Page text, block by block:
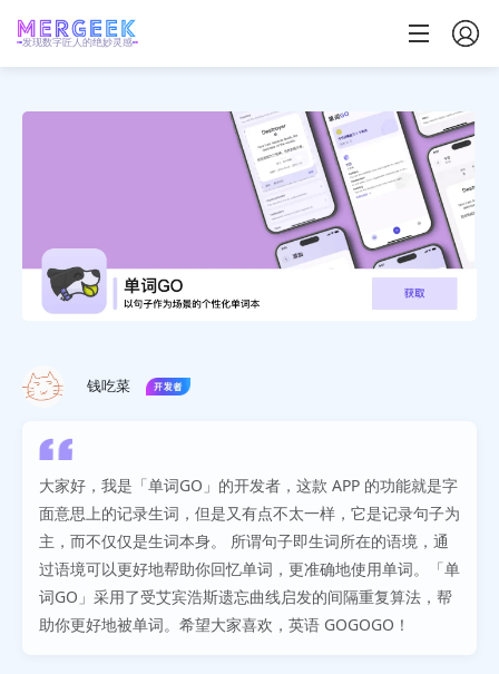
发现数字匠人的绝妙灵感
钱吃菜
大家好，我是「单词GO」的开发者，这款 APP 的功能就是字
面意思上的记录生词，但是又有点不太一样，它是记录句子为
主，而不仅仅是生词本身。 所谓句子即生词所在的语境，通
过语境可以更好地帮助你回忆单词，更准确地使用单词。「单
词GO」采用了受艾宾浩斯遗忘曲线启发的间隔重复算法，帮
助你更好地被单词。希望大家喜欢，英语 GOGOGO！